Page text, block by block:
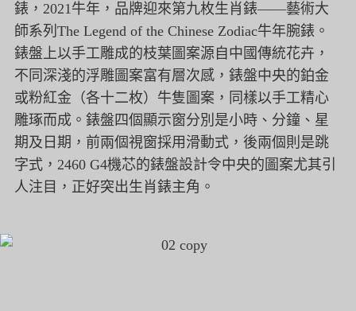
錶，2021牛年，品牌迎來第九枚生肖錶——藝術大
師系列The Legend of the Chinese Zodiac牛年腕錶。
錶盤上以手工雕成的枝葉圖案源自中國傳統花卉，
不同深淺的浮雕圖案富有層次感，錶盤中央的鉑金
或粉紅金（各十二枚）牛隻圖案，同樣以手工精心
雕琢而成。錶盤四個顯示窗分別是小時、分鐘、星
期及日期，前兩個視窗採用滑動式，後兩個則是跳
字式，2460 G4機芯的錶盤設計令中央的圖案尤其引
人注目，正好突出生肖錶主角。